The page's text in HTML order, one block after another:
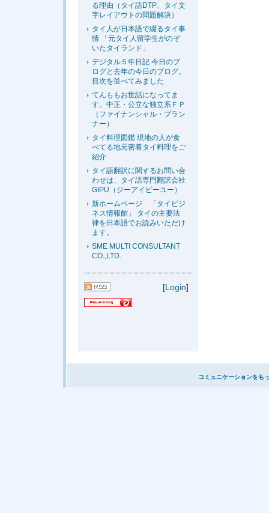
る理由（タイ語DTP、タイ文
字レイアウトの問題解決）
タイ人が日本語で綴るタイ事
情 「元タイ人留学生がのぞ
いたタイランド」
デジタル５年日記 今日のブ
ログと去年の今日のブログ。
目次を並べてみました
てんももお世話になってま
す。中正・公立な独立系ＦＰ
（ファイナンシャル・プラン
ナー）
タイ料理図鑑 現地の人が食
べてる地元密着タイ料理をご
紹介
タイ語翻訳に関するお問い合
わせは、タイ語専門翻訳会社
GIPU（ジーアイピーユー）
新ホームページ 「タイビジ
ネス情報館」 タイの主要法
律を日本語でお読みいただけ
ます。
SME MULTI CONSULTANT
CO.,LTD.
[Login]
コミュニケーションをも